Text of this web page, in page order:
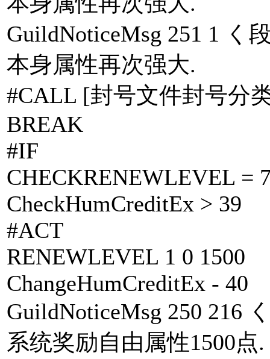
GuildNoticeMsg 251 1 く
本身属性再次强大.
#CALL [封号文件封号分
BREAK
#IF
CHECKRENEWLEVEL =
CheckHumCreditEx > 39
#ACT
RENEWLEVEL 1 0 1500
ChangeHumCreditEx - 40
GuildNoticeMsg 250 216
系统奖励自由属性1500点.